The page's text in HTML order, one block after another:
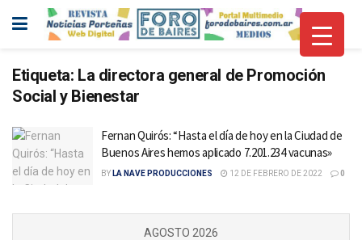
Etiqueta: La directora general de Promoción
Social y Bienestar
Fernan Quirós: “Hasta el día de hoy en la Ciudad de
Buenos Aires hemos aplicado 7.201.234 vacunas»
BY LA NAVE PRODUCCIONES 12 DE FEBRERO DE 2022 0
AGOSTO 2026